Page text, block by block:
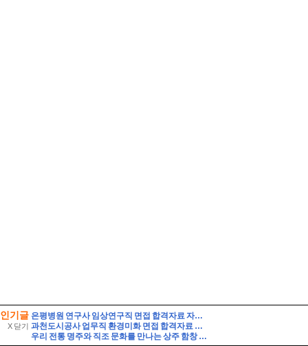
인기글
X 닫기
은평병원 연구사 임상연구직 면접 합격자료 자기소개 스크립트 및 실제 면접 합격 답안
과천도시공사 업무직 환경미화 면접 합격자료 자기소개 스크립트 및 실제 면접 합격 답안
우리 전통 명주와 직조 문화를 만나는 상주 함창 명주 박물관